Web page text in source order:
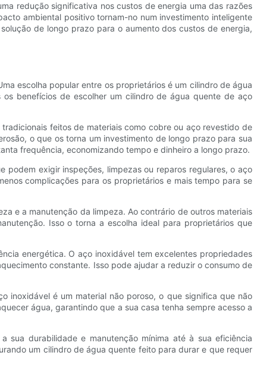
redução significativa nos custos de energia uma das razões
ambiental positivo tornam-no num investimento inteligente
de longo prazo para o aumento dos custos de energia,
escolha popular entre os proprietários é um cilindro de água
benefícios de escolher um cilindro de água quente de aço
feitos de materiais como cobre ou aço revestido de
o que os torna um investimento de longo prazo para sua
frequência, economizando tempo e dinheiro a longo prazo.
podem exigir inspeções, limpezas ou reparos regulares, o aço
complicações para os proprietários e mais tempo para se
e a manutenção da limpeza. Ao contrário de outros materiais
Isso o torna a escolha ideal para proprietários que
energética. O aço inoxidável tem excelentes propriedades
constante. Isso pode ajudar a reduzir o consumo de
inoxidável é um material não poroso, o que significa que não
água, garantindo que a sua casa tenha sempre acesso a
sua durabilidade e manutenção mínima até à sua eficiência
um cilindro de água quente feito para durar e que requer